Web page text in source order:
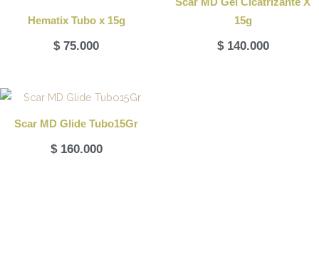
Hematix Tubo x 15g
$75.000
15g
$140.000
Scar MD Glide Tubo15Gr
$160.000